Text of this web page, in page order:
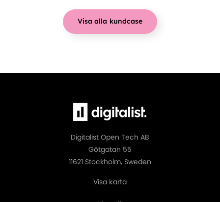
Visa alla kundcase
Digitalist Open Tech AB
Götgatan 55
11621 Stockholm, Sweden
Visa karta